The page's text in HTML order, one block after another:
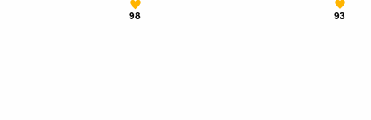
98 93